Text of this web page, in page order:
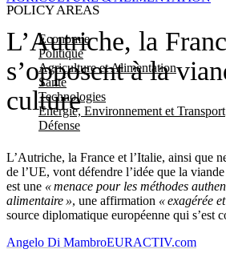
POLICY AREAS
Economie
Politique
Agriculture et Alimentation
Santé
Technologies
Energie, Environnement et Transport
Défense
L’Autriche, la
s’opposent à la
culture
L’Autriche, la France et l’Italie, ainsi que
de l’UE, vont défendre l’idée que la
est une « menace pour les méthodes
alimentaire », une affirmation « exagérée
source diplomatique européenne qui s’est
Angelo Di MambroEURACTIV.com